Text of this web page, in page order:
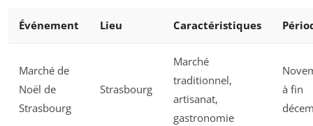
Événement Lieu Caractéristiques
Marché de
Noël de
Strasbourg
Strasbourg
Marché
traditionnel,
artisanat,
gastronomie
à fin